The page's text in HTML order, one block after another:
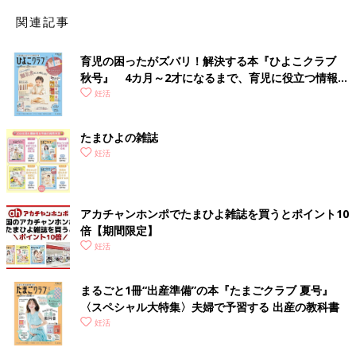
ズちゃんが英国で生まれました（※）。
なんだか運命的ですね。
■京野先生：
そのとき、私の上司にあたる鈴木雅洲（まさくに）教授が「日本
でも体外受精をやろう」と言って我が国における先駆者となり、
苦心を重ねた末、1983年、日本初の体外受精に成功しました。
今日の私があるのは、鈴木教授がそのチームに誘ってくださった
からです。
■河合さん：
初期の体外受精は、卵管が詰まっているかたのための治療だった
と読んだことがあります。ルイーズちゃんのお母さんも、卵管が
■京野先生：
そうなんですよ。患者さんも今とは全然違いました。今は、体外
受精は年齢が高い人の妊娠法だと思っているかたもいますが、か
関連記事
育児の困ったがズバリ！解決する本『ひよこクラブ
秋号』 4カ月～2才になるまで、育児に役立つ情報が
いっぱい！
妊活
たまひよの雑誌
妊活
アカチャンホンポでたまひよ雑誌を買うとポイント10
倍【期間限定】
妊活
まるごと1冊“出産準備”の本『たまごクラブ 夏号』
〈スペシャル大特集〉夫婦で予習する 出産の教科書
妊活